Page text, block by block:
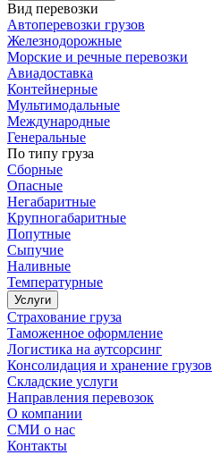
Вид перевозки
Автоперевозки грузов
Железнодорожные
Морские и речные перевозки
Авиадоставка
Контейнерные
Мультимодальные
Международные
Генеральные
По типу груза
Сборные
Опасные
Негабаритные
Крупногабаритные
Попутные
Сыпучие
Наливные
Температурные
Услуги
Страхование груза
Таможенное оформление
Логистика на аутсорсинг
Консолидация и хранение грузов
Складские услуги
Направления перевозок
О компании
СМИ о нас
Контакты